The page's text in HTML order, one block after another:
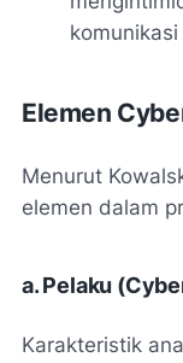
Elemen
Menurut
elemen dalam
a. Pelaku
Karakteristik